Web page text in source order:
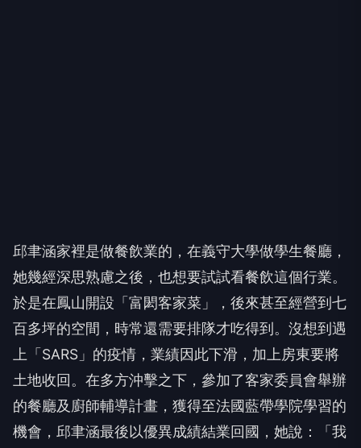
邱聿涵家裡是做餐飲業的，在義守大學做學生餐廳，
她幾經深思熟慮之後，也想要試試看餐飲這個行業。
於是在鳳山開設「富閎客家菜」，後來甚至經營到七
百多坪的空間，時常還需要排隊才吃得到。沒想到遇
上「SARS」的疫情，業績因此下滑，加上房東要將
土地收回。在多方沖擊之下，參加了客家委員會舉辦
的餐廳及廚師輔導計畫，獲得至法國藍帶學院學習的
機會，邱聿涵最後以優異成績結業回國，她說：「我